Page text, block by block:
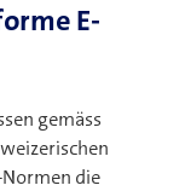
E-
gemäss
Normen die